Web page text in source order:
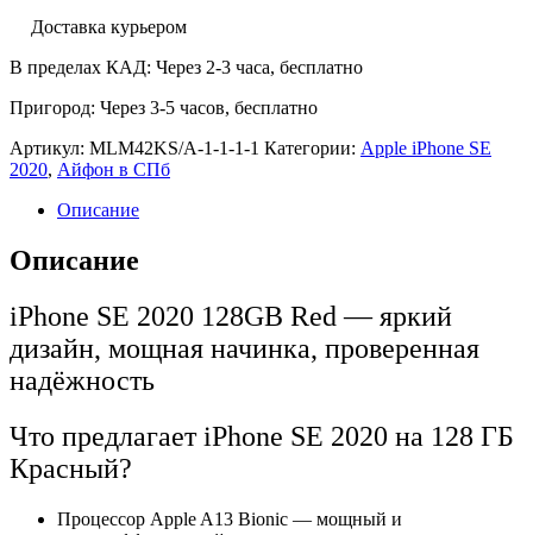
Доставка курьером
В пределах КАД: Через 2-3 часа, бесплатно
Пригород: Через 3-5 часов, бесплатно
Артикул: MLM42KS/A-1-1-1-1 Категории: Apple iPhone SE
2020, Айфон в СПб
Описание
Описание
iPhone SE 2020 128GB Red — яркий
дизайн, мощная начинка, проверенная
надёжность
Что предлагает iPhone SE 2020 на 128 ГБ
Красный?
Процессор Apple A13 Bionic — мощный и